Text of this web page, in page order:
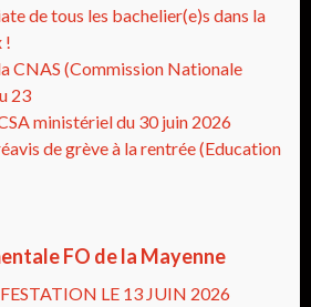
de tous les bachelier(e)s dans la
!
CNAS (Commission Nationale
23
ministériel du 30 juin 2026
de grève à la rentrée (Education
FO de la Mayenne
LE 13 JUIN 2026